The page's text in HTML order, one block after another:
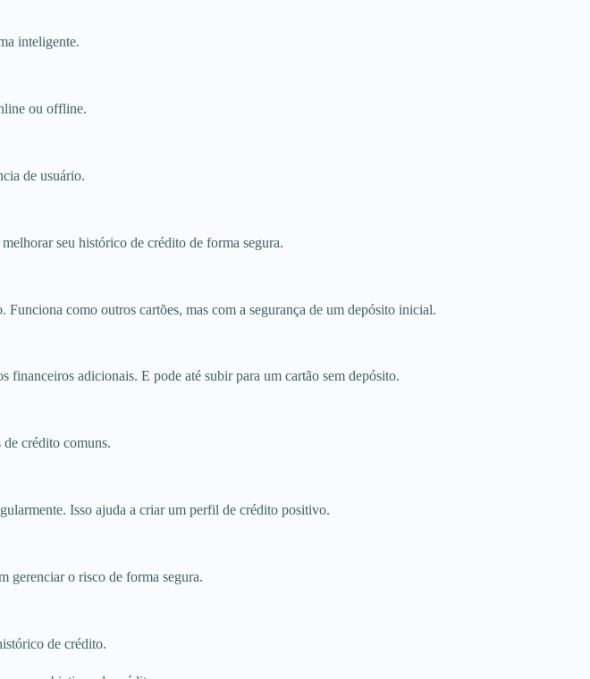
inteligente.
ou offline.
de usuário.
seu histórico de crédito de forma segura.
como outros cartões, mas com a segurança de um depósito inicial.
financeiros adicionais. E pode até subir para um cartão sem depósito.
de crédito comuns.
Isso ajuda a criar um perfil de crédito positivo.
gerenciar o risco de forma segura.
de crédito.